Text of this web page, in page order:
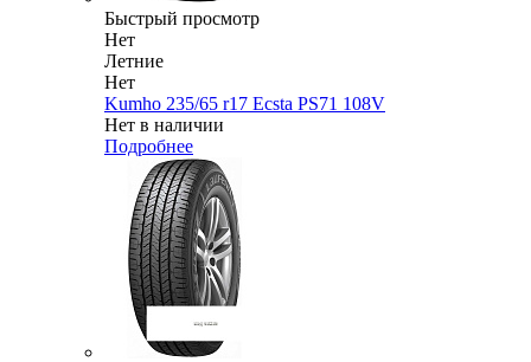
Быстрый просмотр
Нет
Летние
Нет
Kumho 235/65 r17 Ecsta PS71 108V
Нет в наличии
Подробнее